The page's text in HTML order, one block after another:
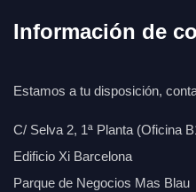
Información de
Estamos a tu disposición,
C/ Selva 2, 1ª Planta (Oficina
Edificio Xi Barcelona
Parque de Negocios Mas Blau